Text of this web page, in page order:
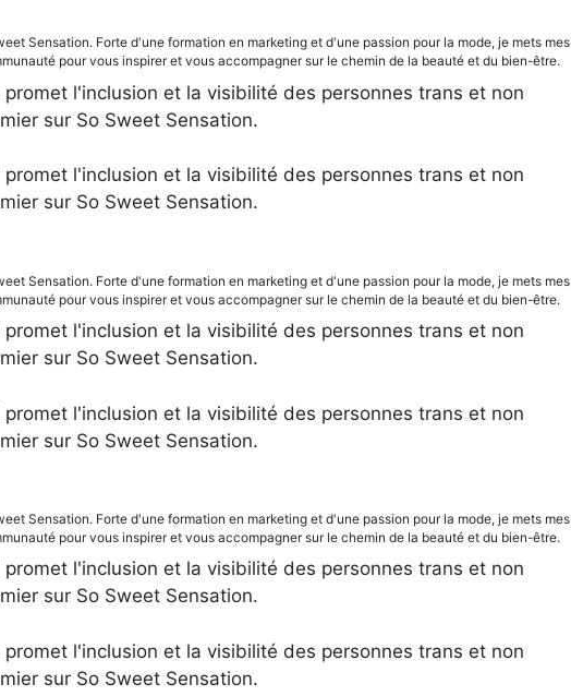
Sensation. Forte d'une formation en marketing et d'une passion pour la mode, je mets mes
pour vous inspirer et vous accompagner sur le chemin de la beauté et du bien-être.
promet l'inclusion et la visibilité des personnes trans et non
sur So Sweet Sensation.
promet l'inclusion et la visibilité des personnes trans et non
sur So Sweet Sensation.
Sensation. Forte d'une formation en marketing et d'une passion pour la mode, je mets mes
pour vous inspirer et vous accompagner sur le chemin de la beauté et du bien-être.
promet l'inclusion et la visibilité des personnes trans et non
sur So Sweet Sensation.
promet l'inclusion et la visibilité des personnes trans et non
sur So Sweet Sensation.
Sensation. Forte d'une formation en marketing et d'une passion pour la mode, je mets mes
pour vous inspirer et vous accompagner sur le chemin de la beauté et du bien-être.
promet l'inclusion et la visibilité des personnes trans et non
sur So Sweet Sensation.
promet l'inclusion et la visibilité des personnes trans et non
sur So Sweet Sensation.